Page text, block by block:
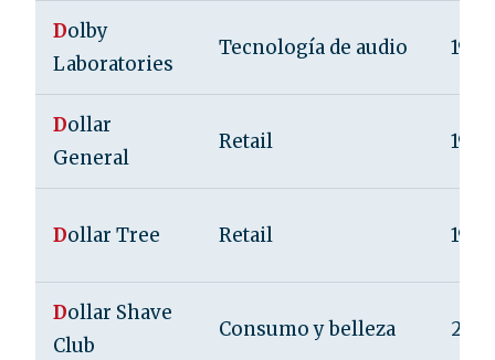
Dolby
Laboratories
Tecnología de audio 1965
Dollar
General
Retail 1939
Dollar Tree Retail 1986
Dollar Shave
Club
Consumo y belleza 2011